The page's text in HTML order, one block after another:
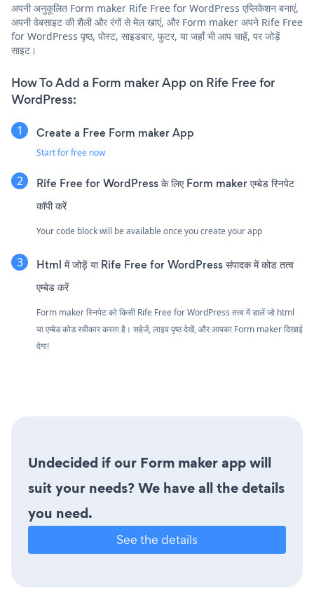
अपनी अनुकूलित Form maker Rife Free for WordPress एप्लिकेशन बनाएं,
अपनी वेबसाइट की शैली और रंगों से मेल खाएं, और Form maker अपने Rife Free
for WordPress पृष्ठ, पोस्ट, साइडबार, फुटर, या जहाँ भी आप चाहें, पर जोड़ें
साइट।
How To Add a Form maker App on Rife Free for
WordPress:
Create a Free Form maker App
Start for free now
Rife Free for WordPress के लिए Form maker एम्बेड स्निपेट
कॉपी करें
Your code block will be available once you create your app
Html में जोड़ें या Rife Free for WordPress संपादक में कोड तत्व
एम्बेड करें
Form maker स्निपेट को किसी Rife Free for WordPress तत्व में डालें जो html
या एम्बेड कोड स्वीकार करता है। सहेजें, लाइव पृष्ठ देखें, और आपका Form maker दिखाई
देगा!
Undecided if our Form maker app will
suit your needs? We have all the details
you need.
See the details